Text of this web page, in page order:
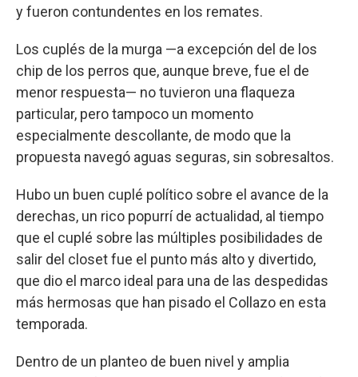
y fueron contundentes en los remates.
Los cuplés de la murga —a excepción del de los
chip de los perros que, aunque breve, fue el de
menor respuesta— no tuvieron una flaqueza
particular, pero tampoco un momento
especialmente descollante, de modo que la
propuesta navegó aguas seguras, sin sobresaltos.
Hubo un buen cuplé político sobre el avance de la
derechas, un rico popurrí de actualidad, al tiempo
que el cuplé sobre las múltiples posibilidades de
salir del closet fue el punto más alto y divertido,
que dio el marco ideal para una de las despedidas
más hermosas que han pisado el Collazo en esta
temporada.
Dentro de un planteo de buen nivel y amplia